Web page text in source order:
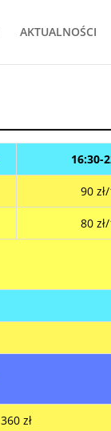
AKTUALNOŚCI
16:30-
90
80
360 zł